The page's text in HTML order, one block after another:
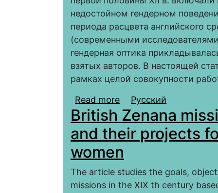
недостойном гендерном
периода расцвета английского
(современными исследователями
гендерная оптика
взятых авторов. В настоящей
рамках целой совокупности
Read more about Женское и
в англо-нормандском
Русский
British Zenana
and their projects
women
The article studies the goals,
missions in the XIX th century